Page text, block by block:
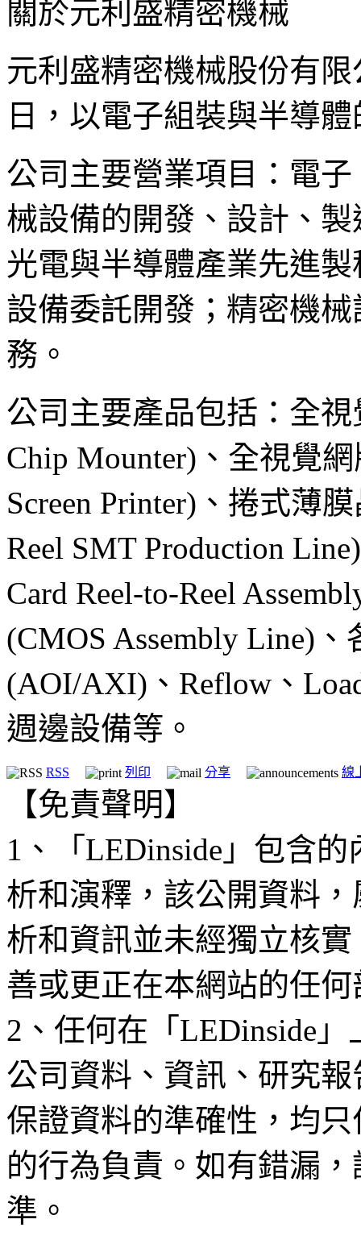
關於元利盛精密機械
元利盛精密機械股份有
日，以電子組裝與半導
公司主要營業項目：電
械設備的開發、設計、
光電與半導體產業先進
設備委託開發；精密機
務。
公司主要產品包括：全
Chip Mounter)、全視覺
Screen Printer)、捲式薄
Reel SMT Production
Card Reel-to-Reel
(CMOS Assembly Line)
(AOI/AXI)、Reflow、
週邊設備等。
RSS 列印 分享 線
【免責聲明】
1、「LEDinside」包含
析和演釋，該公開資料
析和資訊並未經獨立核
善或更正在本網站的任
2、任何在「LEDinside
公司資料、資訊、研究
保證資料的準確性，均
的行為負責。如有錯漏
準。